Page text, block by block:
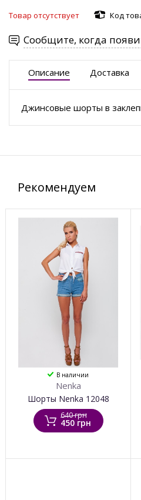
Товар отсутствует Код
Сообщите, когда
Описание Доставка
Джинсовые шорты в
Рекомендуем
В наличии
Nenka
Шорты Nenka 12048
640 грн
450 грн